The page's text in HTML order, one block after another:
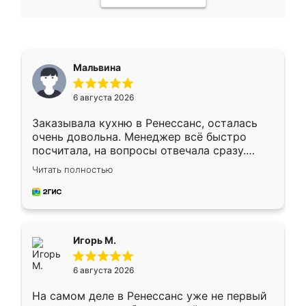
Мальвина
6 августа 2026
Заказывала кухню в Ренессанс, осталась
очень довольна. Менеджер всё быстро
посчитала, на вопросы отвечала сразу.
Замерщик приехал в субботу, подошёл к
делу со всей ответственностью. Собрали
за день, ребята работали аккуратно, даже
Читать полностью
Игорь М.
6 августа 2026
На самом деле в Ренессанс уже не первый